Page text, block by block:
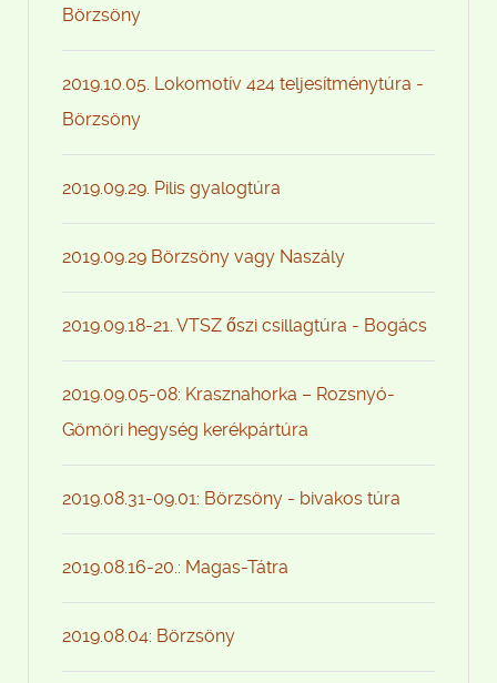
Börzsöny
2019.10.05. Lokomotív 424 teljesítménytúra -
Börzsöny
2019.09.29. Pilis gyalogtúra
2019.09.29 Börzsöny vagy Naszály
2019.09.18-21. VTSZ őszi csillagtúra - Bogács
2019.09.05-08: Krasznahorka – Rozsnyó-
Gömöri hegység kerékpártúra
2019.08.31-09.01: Börzsöny - bivakos túra
2019.08.16-20.: Magas-Tátra
2019.08.04: Börzsöny